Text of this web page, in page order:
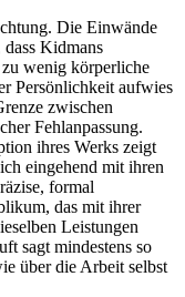
Die Einwände
Kidmans
zu wenig körperliche
Persönlichkeit aufwies
zwischen
Fehlanpassung.
ihres Werks zeigt
eingehend mit ihren
formal
das mit ihrer
Leistungen
sagt mindestens so
über die Arbeit selbst